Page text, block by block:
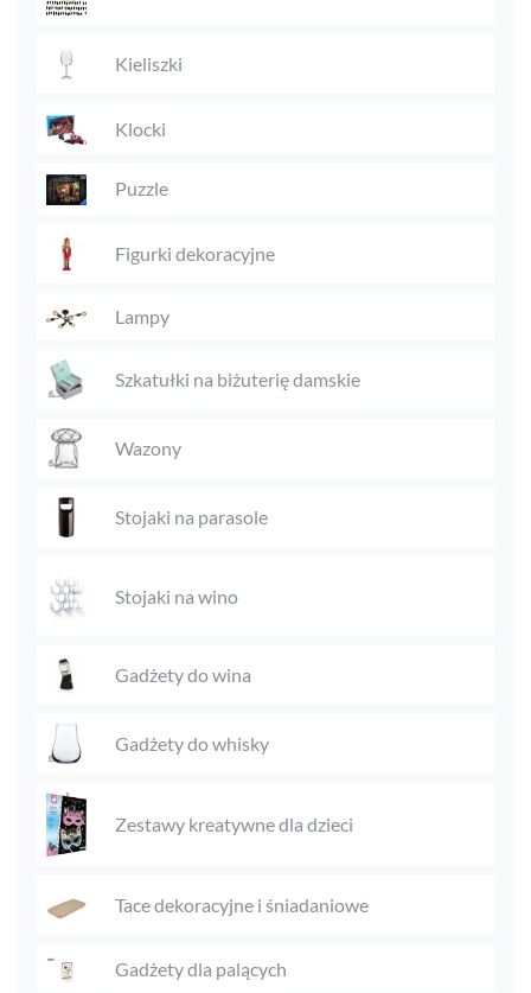
Kieliszki
Klocki
Puzzle
Figurki dekoracyjne
Lampy
Szkatułki na biżuterię damskie
Wazony
Stojaki na parasole
Stojaki na wino
Gadżety do wina
Gadżety do whisky
Zestawy kreatywne dla dzieci
Tace dekoracyjne i śniadaniowe
Gadżety dla palących